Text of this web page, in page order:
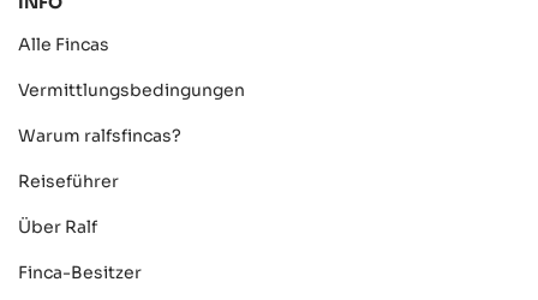
Alle Fincas
Vermittlungsbedingungen
Warum ralfsfincas?
Reiseführer
Über Ralf
Finca-Besitzer